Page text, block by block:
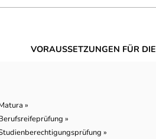
VORAUSSETZUNGEN FÜR
»
»
»